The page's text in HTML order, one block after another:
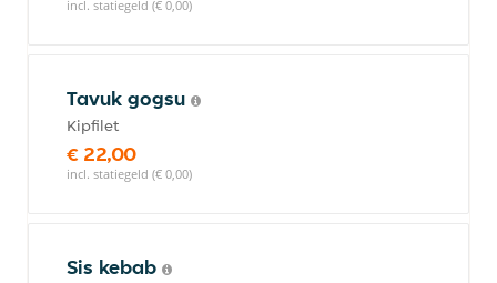
incl. statiegeld (€ 0,00)
Tavuk gogsu
Kipfilet
€ 22,00
incl. statiegeld (€ 0,00)
Sis kebab